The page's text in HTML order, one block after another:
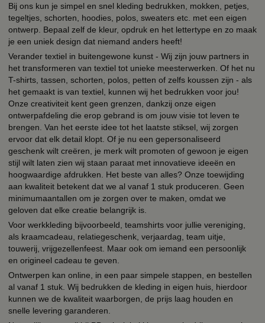
Bij ons kun je simpel en snel kleding bedrukken, mokken, petjes,
tegeltjes, schorten, hoodies, polos, sweaters etc. met een eigen
ontwerp. Bepaal zelf de kleur, opdruk en het lettertype en zo maak
je een uniek design dat niemand anders heeft!
Verander textiel in buitengewone kunst - Wij zijn jouw partners in
het transformeren van textiel tot unieke meesterwerken. Of het nu
T-shirts, tassen, schorten, polos, petten of zelfs koussen zijn - als
het gemaakt is van textiel, kunnen wij het bedrukken voor jou!
Onze creativiteit kent geen grenzen, dankzij onze eigen
ontwerpafdeling die erop gebrand is om jouw visie tot leven te
brengen. Van het eerste idee tot het laatste stiksel, wij zorgen
ervoor dat elk detail klopt. Of je nu een gepersonaliseerd
geschenk wilt creëren, je merk wilt promoten of gewoon je eigen
stijl wilt laten zien wij staan paraat met innovatieve ideeën en
hoogwaardige afdrukken. Het beste van alles? Onze toewijding
aan kwaliteit betekent dat we al vanaf 1 stuk produceren. Geen
minimumaantallen om je zorgen over te maken, omdat we
geloven dat elke creatie belangrijk is.
Voor werkkleding bijvoorbeeld, teamshirts voor jullie vereniging,
als kraamcadeau, relatiegeschenk, verjaardag, team uitje,
touwerij, vrijgezellenfeest. Maar ook om iemand een persoonlijk
en origineel cadeau te geven.
Ontwerpen kan online, in een paar simpele stappen, en bestellen
al vanaf 1 stuk. Wij bedrukken de kleding in eigen huis, hierdoor
kunnen we de kwaliteit waarborgen, de prijs laag houden en
snelle levering garanderen.